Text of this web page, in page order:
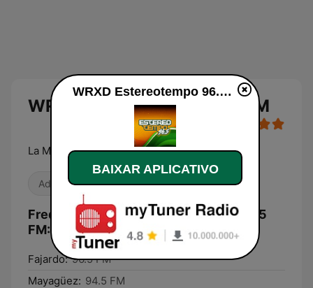
WRXD Estereotempo 96.5 FM
La Música Que Te Encanta Y Conoces
Adulto-Contemporânea Romântica
Frequências WRXD Estereotempo 96.5
FM:
Fajardo: 96.5 FM
Mayagüez: 94.5 FM
WRXD Estereotempo 96.5 FM ao vivo
BAIXAR APLICATIVO